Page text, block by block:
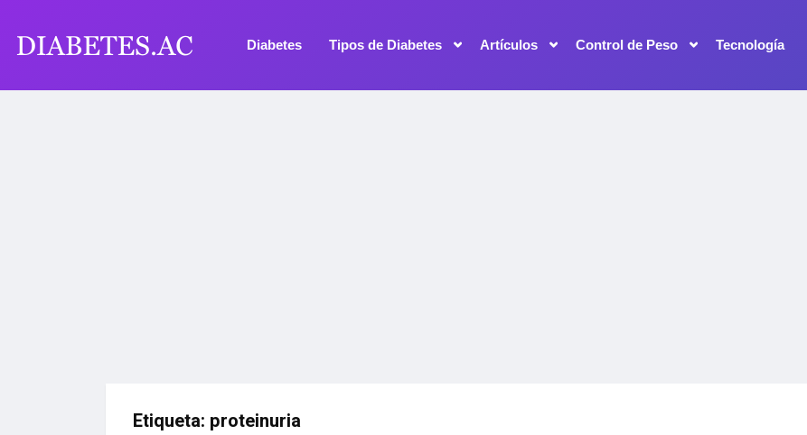
Diabetes Tipos de Diabetes Artículos Control de Peso Tecnología
Etiqueta: proteinuria